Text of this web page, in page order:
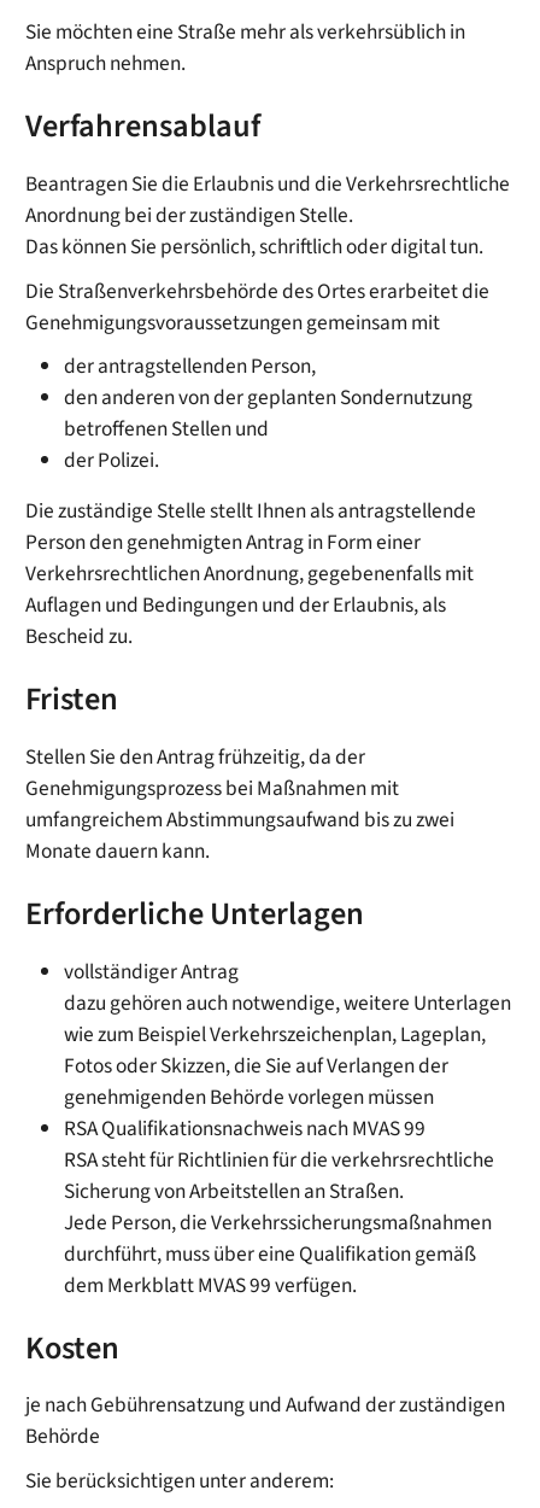
Sie möchten eine Straße mehr als verkehrsüblich in
Anspruch nehmen.
Verfahrensablauf
Beantragen Sie die Erlaubnis und die Verkehrsrechtliche
Anordnung bei der zuständigen Stelle.
Das können Sie persönlich, schriftlich oder digital tun.
Die Straßenverkehrsbehörde des Ortes erarbeitet die
Genehmigungsvoraussetzungen gemeinsam mit
der antragstellenden Person,
den anderen von der geplanten Sondernutzung
betroffenen Stellen und
der Polizei.
Die zuständige Stelle stellt Ihnen als antragstellende
Person den genehmigten Antrag in Form einer
Verkehrsrechtlichen Anordnung, gegebenenfalls mit
Auflagen und Bedingungen und der Erlaubnis, als
Bescheid zu.
Fristen
Stellen Sie den Antrag frühzeitig, da der
Genehmigungsprozess bei Maßnahmen mit
umfangreichem Abstimmungsaufwand bis zu zwei
Monate dauern kann.
Erforderliche Unterlagen
vollständiger Antrag
dazu gehören auch notwendige, weitere Unterlagen
wie zum Beispiel Verkehrszeichenplan, Lageplan,
Fotos oder Skizzen, die Sie auf Verlangen der
genehmigenden Behörde vorlegen müssen
RSA Qualifikationsnachweis nach MVAS 99
RSA steht für Richtlinien für die verkehrsrechtliche
Sicherung von Arbeitstellen an Straßen.
Jede Person, die Verkehrssicherungsmaßnahmen
durchführt, muss über eine Qualifikation gemäß
dem Merkblatt MVAS 99 verfügen.
Kosten
je nach Gebührensatzung und Aufwand der zuständigen
Behörde
Sie berücksichtigen unter anderem: